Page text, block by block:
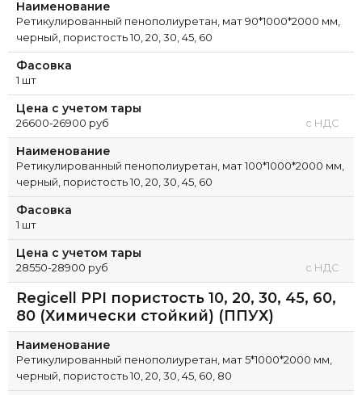
Наименование
Ретикулированный пенополиуретан, мат 90*1000*2000 мм,
черный, пористость 10, 20, 30, 45, 60
Фасовка
1 шт
Цена с учетом тары
26600-26900 руб с НДС
Наименование
Ретикулированный пенополиуретан, мат 100*1000*2000 мм,
черный, пористость 10, 20, 30, 45, 60
Фасовка
1 шт
Цена с учетом тары
28550-28900 руб с НДС
Regicell PPI пористость 10, 20, 30, 45, 60,
80 (Химически стойкий) (ППУХ)
Наименование
Ретикулированный пенополиуретан, мат 5*1000*2000 мм,
черный, пористость 10, 20, 30, 45, 60, 80